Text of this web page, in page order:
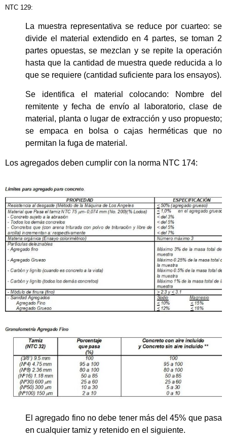
NTC 129:
La muestra representativa se reduce por cuarteo: se
divide el material extendido en 4 partes, se toman 2
partes opuestas, se mezclan y se repite la operación
hasta que la cantidad de muestra quede reducida a lo
que se requiere (cantidad suficiente para los ensayos).
Se identifica el material colocando: Nombre del
remitente y fecha de envío al laboratorio, clase de
material, planta o lugar de extracción y uso propuesto;
se empaca en bolsa o cajas herméticas que no
permitan la fuga de material.
Los agregados deben cumplir con la norma NTC 174:
El agregado fino no debe tener más del 45% que pasa
en cualquier tamiz y retenido en el siguiente.